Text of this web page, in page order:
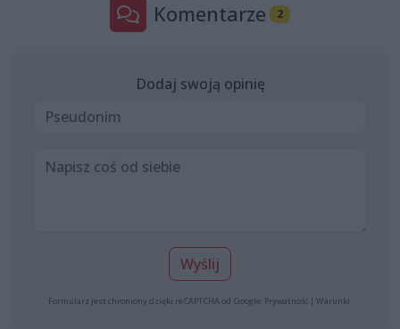
Komentarze 2
Dodaj swoją opinię
Wyślij
Formularz jest chroniony dzięki reCAPTCHA od Google: Prywatność | Warunki